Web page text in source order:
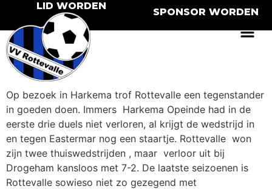
LID WORDEN
SPONSOR WORDEN
Op bezoek in Harkema trof Rottevalle een tegenstander
in goeden doen. Immers Harkema Opeinde had in de
eerste drie duels niet verloren, al krijgt de wedstrijd in
en tegen Eastermar nog een staartje. Rottevalle won
zijn twee thuiswedstrijden , maar verloor uit bij
Drogeham kansloos met 7-2. De laatste seizoenen is
Rottevalle sowieso niet zo gezegend met